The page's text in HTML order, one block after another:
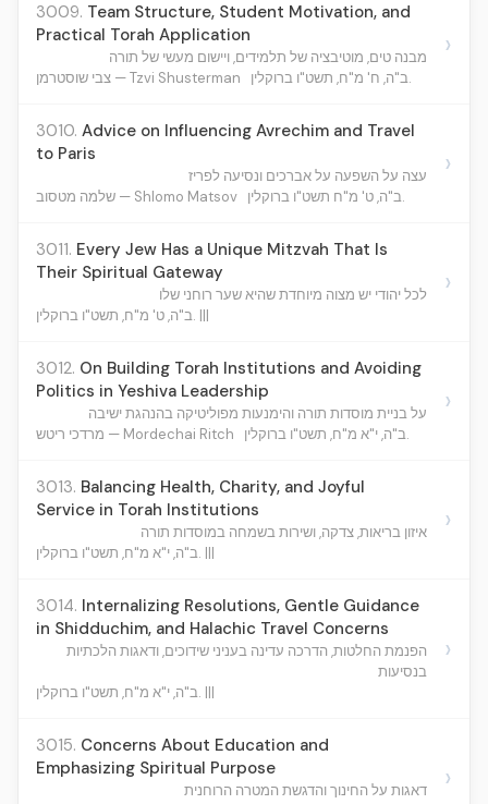
3009. Team Structure, Student Motivation, and
Practical Torah Application
מבנה טים, מוטיבציה של תלמידים, ויישום מעשי של תורה
צבי שוסטרמן — Tzvi Shusterman
ב"ה, ח' מ"ח, תשט"ו ברוקלין.
›
3010. Advice on Influencing Avrechim and Travel
to Paris
עצה על השפעה על אברכים ונסיעה לפריז
שלמה מטסוב — Shlomo Matsov
ב"ה, ט' מ"ח תשט"ו ברוקלין.
›
3011. Every Jew Has a Unique Mitzvah That Is
Their Spiritual Gateway
לכל יהודי יש מצוה מיוחדת שהיא שער רוחני שלו
ב"ה, ט' מ"ח, תשט"ו ברוקלין. |||
›
3012. On Building Torah Institutions and Avoiding
Politics in Yeshiva Leadership
על בניית מוסדות תורה והימנעות מפוליטיקה בהנהגת ישיבה
מרדכי ריטש — Mordechai Ritch
ב"ה, י"א מ"ח, תשט"ו ברוקלין.
›
3013. Balancing Health, Charity, and Joyful
Service in Torah Institutions
איזון בריאות, צדקה, ושירות בשמחה במוסדות תורה
ב"ה, י"א מ"ח, תשט"ו ברוקלין. |||
›
3014. Internalizing Resolutions, Gentle Guidance
in Shidduchim, and Halachic Travel Concerns
הפנמת החלטות, הדרכה עדינה בעניני שידוכים, ודאגות הלכתיות
בנסיעות
ב"ה, י"א מ"ח, תשט"ו ברוקלין. |||
›
3015. Concerns About Education and
Emphasizing Spiritual Purpose
דאגות על החינוך והדגשת המטרה הרוחנית
›